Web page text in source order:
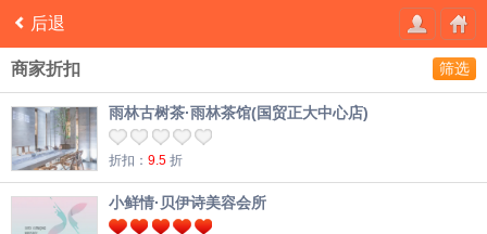
后退
筛选
商家折扣
雨林古树茶·雨林茶馆(国贸正大中心店)
折扣： 9.5 折
小鲜情·贝伊诗美容会所